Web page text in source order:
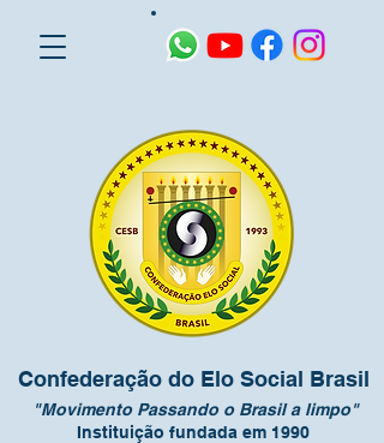
Confederação do Elo Social Brasil
"Movimento Passando o Brasil a limpo"
Instituição fundada em 1990